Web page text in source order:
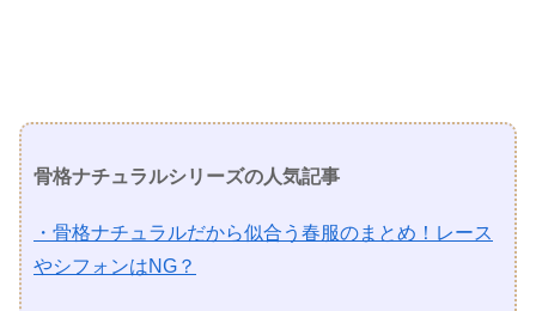
骨格ナチュラルシリーズの人気記事
・骨格ナチュラルだから似合う春服のまとめ！レース
やシフォンはNG？